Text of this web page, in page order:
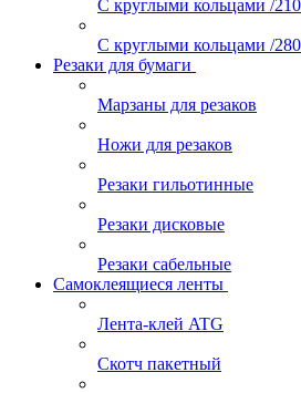
С круглыми кольцами /
С круглыми кольцами /
Резаки для бумаги
Марзаны для резаков
Ножи для резаков
Резаки гильотинные
Резаки дисковые
Резаки сабельные
Самоклеящиеся ленты
Лента-клей ATG
Скотч пакетный